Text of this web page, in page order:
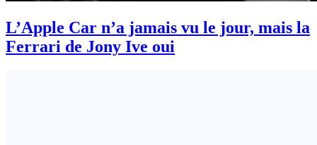
L’Apple Car n’a jamais vu le jour, mais la
Ferrari de Jony Ive oui